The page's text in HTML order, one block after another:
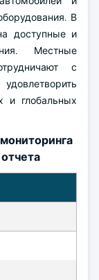
В
доступные и
Местные
с
и глобальных